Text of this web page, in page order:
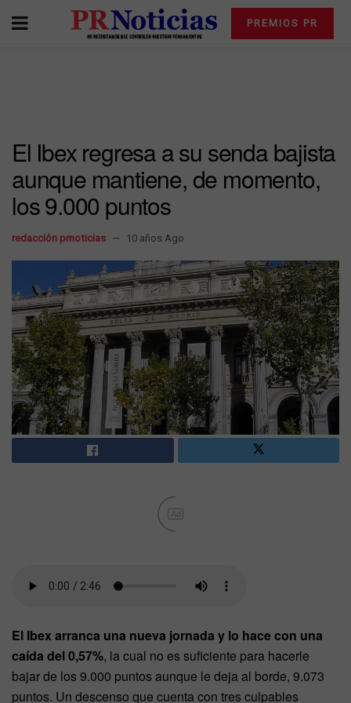
PREMIOS PR
El Ibex regresa a su senda bajista
aunque mantiene, de momento,
los 9.000 puntos
redacción prnoticias 10 años Ago
Ad
El Ibex arranca una nueva jornada y lo hace con una
caída del 0,57%, la cual no es suficiente para hacerle
bajar de los 9.000 puntos aunque le deja al borde, 9.073
puntos. Un descenso que cuenta con tres culpables